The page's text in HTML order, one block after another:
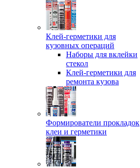
Клей-герметики для
кузовных операций
Наборы для вклейки
стекол
Клей-герметики для
ремонта кузова
Формирователи прокладок
клеи и герметики